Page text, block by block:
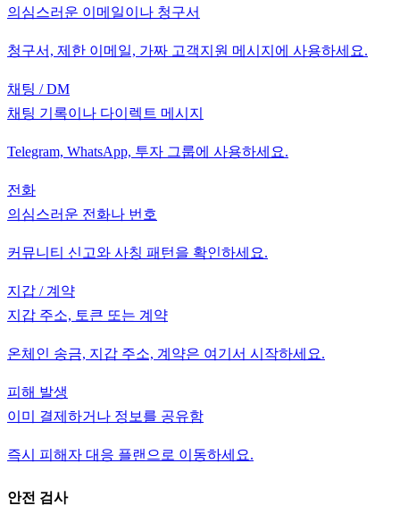
의심스러운 이메일이나 청구서
청구서, 제한 이메일, 가짜 고객지원 메시지에 사용하세요.
채팅 / DM
채팅 기록이나 다이렉트 메시지
Telegram, WhatsApp, 투자 그룹에 사용하세요.
전화
의심스러운 전화나 번호
커뮤니티 신고와 사칭 패턴을 확인하세요.
지갑 / 계약
지갑 주소, 토큰 또는 계약
온체인 송금, 지갑 주소, 계약은 여기서 시작하세요.
피해 발생
이미 결제하거나 정보를 공유함
즉시 피해자 대응 플랜으로 이동하세요.
안전 검사